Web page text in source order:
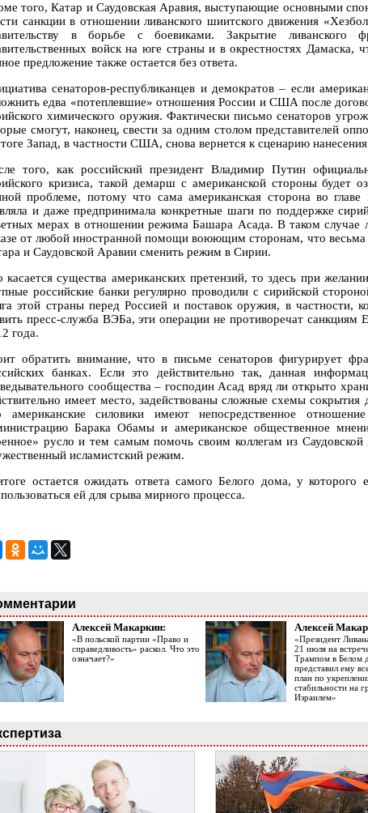
того, Катар и Саудовская Аравия, выступающие основными
санкции в отношении ливанского шиитского движения
в борьбе с боевиками. Закрытие
войск на юге страны и в окрестностях
предложение также остается без ответа.
сенаторов-республиканцев и демократов – если
едва «потеплевшие» отношения России и США после
химического оружия. Фактически письмо сенаторов
смогут, наконец, свести за одним столом представителей
Запад, в частности США, снова вернется к сценарию
того, как российский президент Владимир Путин
кризиса, такой демарш с американской стороны будет
проблеме, потому что сама американская сторона во
и даже предпринимала конкретные шаги по поддержке
мерах в отношении режима Башара Асада. В таком случае
от любой иностранной помощи воюющим сторонам, что весьма
и Саудовской Аравии сменить режим в Сирии.
касается существа американских претензий, то здесь при
российские банки регулярно проводили с сирийской
этой страны перед Россией и поставок оружия, в частности,
пресс-служба ВЭБа, эти операции не противоречат
года.
обратить внимание, что в письме сенаторов фигурирует
банках. Если это действительно так, данная
сообщества – господин Асад вряд ли открыто
имеет место, задействованы сложные схемы
американские силовики имеют непосредственное
Барака Обамы и американское общественное
русло и тем самым помочь своим коллегам из
исламистский режим.
остается ожидать ответа самого Белого дома, у
ей для срыва мирного процесса.
Алексей Макаркин:
«В польской партии «Право и
справедливость» раскол. Что это
означает?»
Алексей
«Президент
21 июля на
Трампом в Белом
представил ему
план по
стабильности на
Израилем»